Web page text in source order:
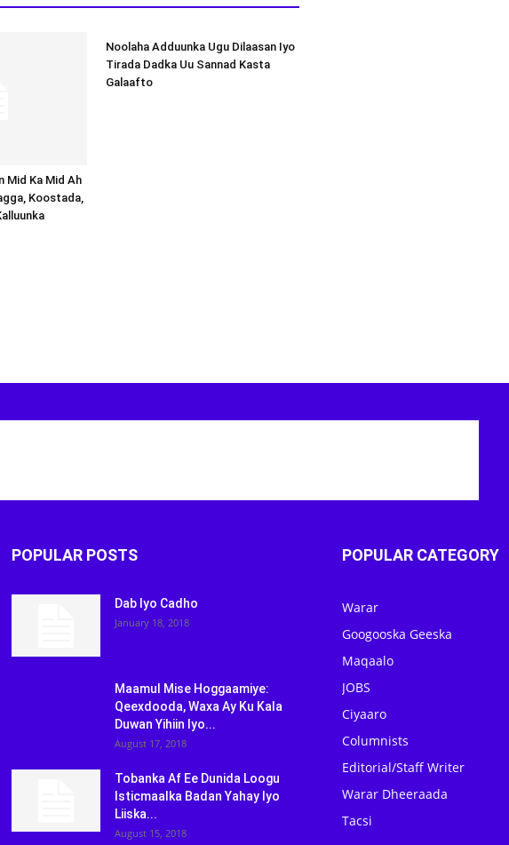
Mid Ka Mid Ah
Koostada,
Noolaha Adduunka Ugu Dilaasan Iyo
Tirada Dadka Uu Sannad Kasta
Galaafto
POPULAR POSTS
Dab Iyo Cadho
January 18, 2018
Maamul Mise Hoggaamiye:
Qeexdooda, Waxa Ay Ku Kala
Duwan Yihiin Iyo...
August 17, 2018
Tobanka Af Ee Dunida Loogu
Isticmaalka Badan Yahay Iyo
Liiska...
August 15, 2018
POPULAR CATEGORY
Warar
Googooska Geeska
Maqaalo
JOBS
Ciyaaro
Columnists
Editorial/Staff Writer
Warar Dheeraada
Tacsi